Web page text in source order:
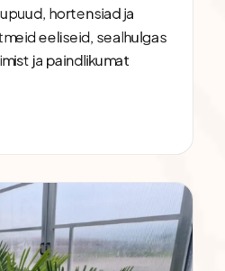
hortensiad ja
eeliseid, sealhulgas
ja paindlikumat